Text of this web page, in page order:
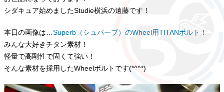
シダキュア始めましたStudie横浜の遠藤です！
本日の画像は… Superb（シュパーブ）のWheel用TITANボルト！
みんな大好きチタン素材！
軽量で高剛性で固くて強い！
そんな素材を採用したWheelボルトです(*^^*)